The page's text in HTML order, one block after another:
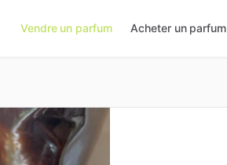
Vendre un parfum Acheter un parfum